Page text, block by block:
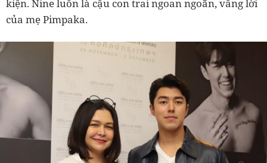
kiện. Nine luôn là cậu con trai ngoan ngoãn, vâng lời
của mẹ Pimpaka.